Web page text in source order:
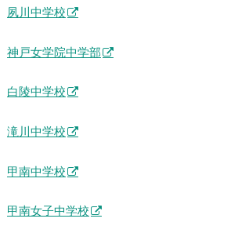
夙川中学校
神戸女学院中学部
白陵中学校
滝川中学校
甲南中学校
甲南女子中学校